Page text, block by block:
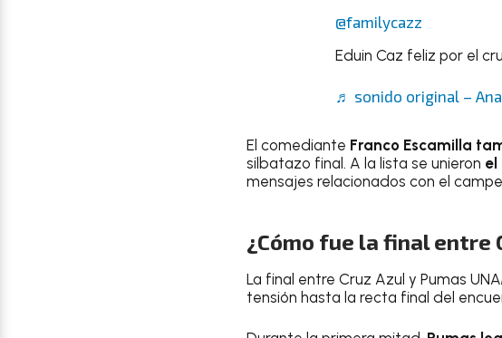
@familycazz
Eduin Caz feliz por el
♬ sonido original –
El comediante Franco Escamilla
silbatazo final. A la lista se unieron el
mensajes relacionados con el
¿Cómo fue la final entre
La final entre Cruz Azul y Pumas
tensión hasta la recta final del